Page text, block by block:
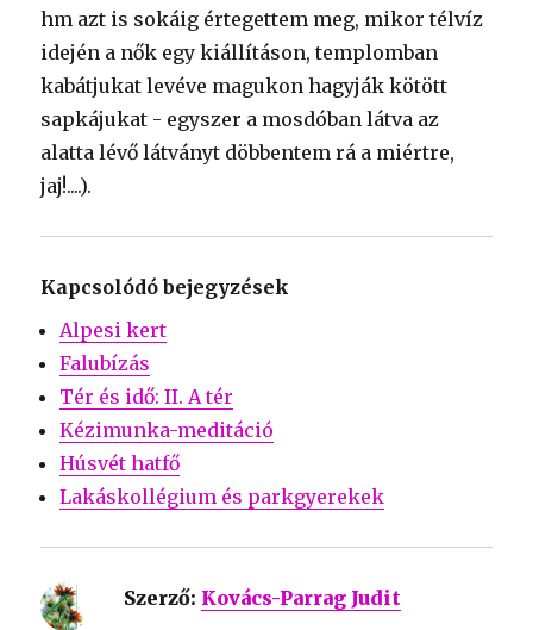
hm azt is sokáig értegettem meg, mikor télvíz
idején a nők egy kiállításon, templomban
kabátjukat levéve magukon hagyják kötött
sapkájukat - egyszer a mosdóban látva az
alatta lévő látványt döbbentem rá a miértre,
jaj!....).
Kapcsolódó bejegyzések
Alpesi kert
Falubízás
Tér és idő: II. A tér
Kézimunka-meditáció
Húsvét hatfő
Lakáskollégium és parkgyerekek
Szerző: Kovács-Parrag Judit